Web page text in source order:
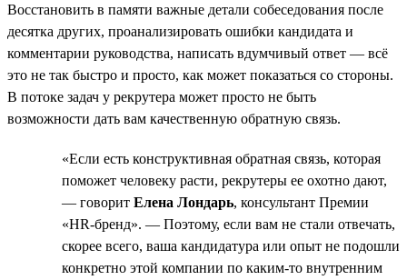
Восстановить в памяти важные детали собеседования после
десятка других, проанализировать ошибки кандидата и
комментарии руководства, написать вдумчивый ответ — всё
это не так быстро и просто, как может показаться со стороны.
В потоке задач у рекрутера может просто не быть
возможности дать вам качественную обратную связь.
«Если есть конструктивная обратная связь, которая
поможет человеку расти, рекрутеры ее охотно дают,
— говорит Елена Лондарь, консультант Премии
«HR-бренд». — Поэтому, если вам не стали отвечать,
скорее всего, ваша кандидатура или опыт не подошли
конкретно этой компании по каким-то внутренним